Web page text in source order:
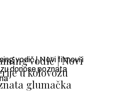
vodič | Novi
u kolovozu
glumačka